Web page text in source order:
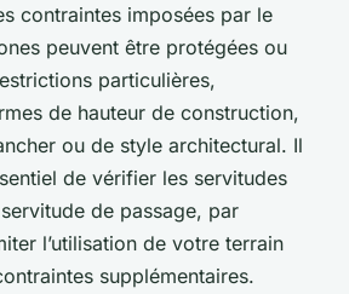
contraintes imposées par le
peuvent être protégées ou
particulières,
de hauteur de construction,
ou de style architectural. Il
de vérifier les servitudes
de passage, par
l’utilisation de votre terrain
supplémentaires.